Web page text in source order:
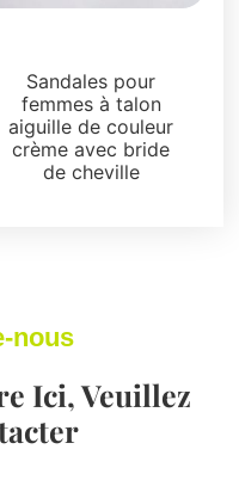
Sandales pour
femmes à talon
aiguille de couleur
crème avec bride
de cheville
nous
Ici, Veuillez